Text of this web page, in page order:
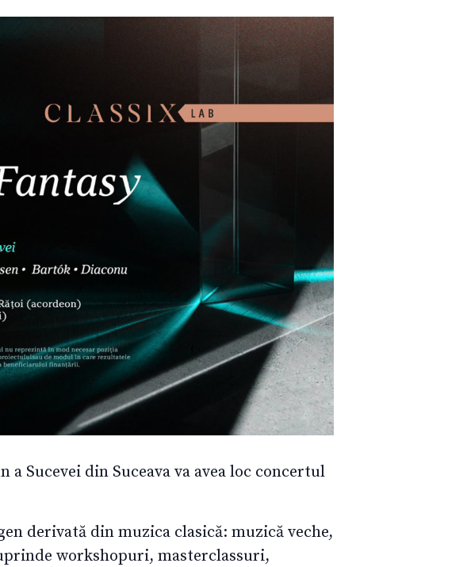
a Sucevei din Suceava va avea loc concertul
derivată din muzica clasică: muzică veche,
workshopuri, masterclassuri,